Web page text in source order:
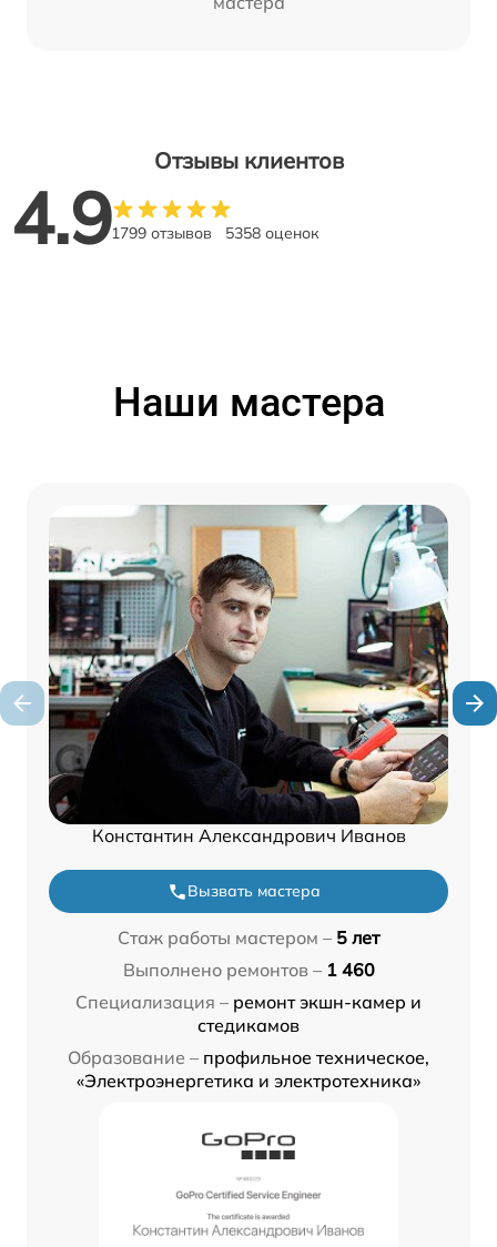
Отзывы клиентов
4.91799 отзывов 5358 оценок
Наши мастера
Константин Александрович Иванов
Вызвать мастера
Стаж работы мастером – 5 лет
Выполнено ремонтов – 1 460
Специализация – ремонт экшн-камер и
стедикамов
Образование – профильное техническое,
«Электроэнергетика и электротехника»